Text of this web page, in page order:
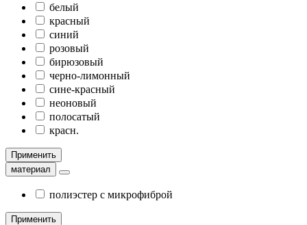
белый
красный
синий
розовый
бирюзовый
черно-лимонный
сине-красный
неоновый
полосатый
красн.
Применить
материал
полиэстер с микрофиброй
Применить